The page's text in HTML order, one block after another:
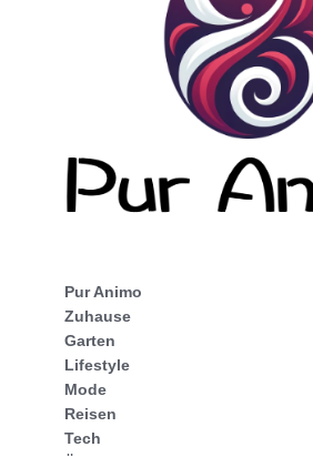
Pur Animo
Zuhause
Garten
Lifestyle
Mode
Reisen
Tech